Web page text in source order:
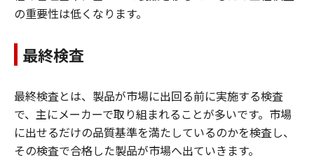
の重要性は低くなります。
最終検査
最終検査とは、製品が市場に出回る前に実施する検査
で、主にメーカーで取り組まれることが多いです。市場
に出せるだけの品質基準を満たしているのかを検査し、
その検査で合格した製品が市場へ出ていきます。